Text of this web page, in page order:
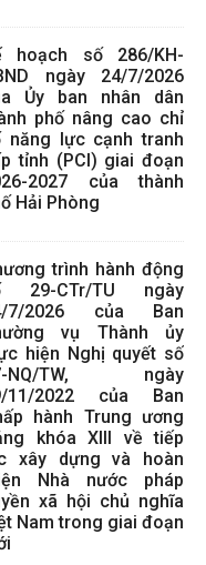
hoạch số 286/KH-
ngày 24/7/2026
Ủy ban nhân dân
phố nâng cao chỉ
năng lực cạnh tranh
tỉnh (PCI) giai đoạn
2027 của thành
Hải Phòng
trình hành động
29-CTr/TU ngày
7/2026 của Ban
vụ Thành ủy
hiện Nghị quyết số
NQ/TW, ngày
11/2022 của Ban
hành Trung ương
khóa XIII về tiếp
xây dựng và hoàn
Nhà nước pháp
xã hội chủ nghĩa
Nam trong giai đoạn